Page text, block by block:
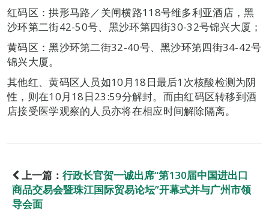
红码区：拱形马路／关闸横路118号维多利亚酒店，黑
沙环第二街42-50号、黑沙环第四街30-32号锦兴大厦；
黄码区：黑沙环第二街32-40号、黑沙环第四街34-42号
锦兴大厦。
其他红、黄码区人员如10月18日最后1次核酸检测为阴
性，则在10月18日23:59分解封。而由红码区转移到酒
店接受医学观察的人员亦将在相应时间解除隔离。
上一篇： 行政长官贺一诚出席“第130届中国进出口
商品交易会暨珠江国际贸易论坛”开幕式并与广州市领
导会面